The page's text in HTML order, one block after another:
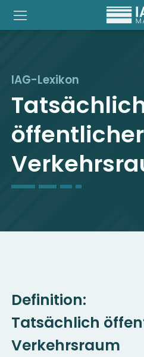
IAG-Lexikon
öffentlicher
Definition:
Tatsächlich
Verkehrsraum